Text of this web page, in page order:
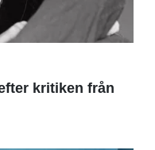
kritiken från